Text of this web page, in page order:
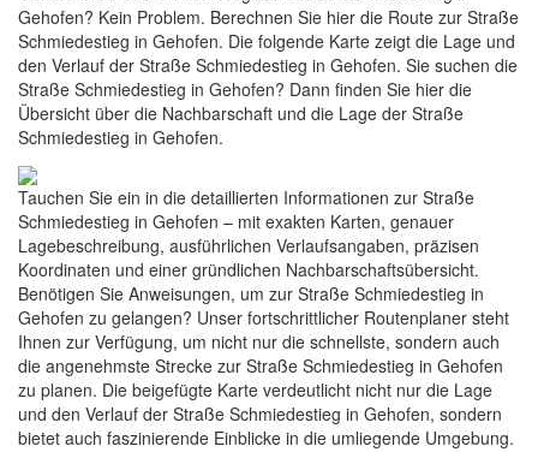
Gehofen? Kein Problem. Berechnen Sie hier die Route zur Straße
Schmiedestieg in Gehofen. Die folgende Karte zeigt die Lage und
den Verlauf der Straße Schmiedestieg in Gehofen. Sie suchen die
Straße Schmiedestieg in Gehofen? Dann finden Sie hier die
Übersicht über die Nachbarschaft und die Lage der Straße
Schmiedestieg in Gehofen.
Tauchen Sie ein in die detaillierten Informationen zur Straße
Schmiedestieg in Gehofen – mit exakten Karten, genauer
Lagebeschreibung, ausführlichen Verlaufsangaben, präzisen
Koordinaten und einer gründlichen Nachbarschaftsübersicht.
Benötigen Sie Anweisungen, um zur Straße Schmiedestieg in
Gehofen zu gelangen? Unser fortschrittlicher Routenplaner steht
Ihnen zur Verfügung, um nicht nur die schnellste, sondern auch
die angenehmste Strecke zur Straße Schmiedestieg in Gehofen
zu planen. Die beigefügte Karte verdeutlicht nicht nur die Lage
und den Verlauf der Straße Schmiedestieg in Gehofen, sondern
bietet auch faszinierende Einblicke in die umliegende Umgebung.